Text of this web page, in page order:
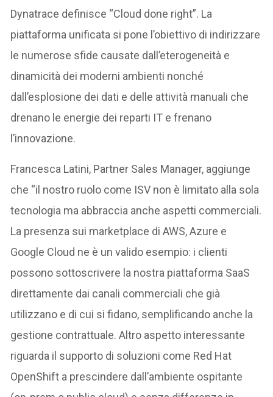
Dynatrace definisce “Cloud done right”. La
piattaforma unificata si pone l’obiettivo di indirizzare
le numerose sfide causate dall’eterogeneità e
dinamicità dei moderni ambienti nonché
dall’esplosione dei dati e delle attività manuali che
drenano le energie dei reparti IT e frenano
l’innovazione.
Francesca Latini, Partner Sales Manager, aggiunge
che “il nostro ruolo come ISV non è limitato alla sola
tecnologia ma abbraccia anche aspetti commerciali.
La presenza sui marketplace di AWS, Azure e
Google Cloud ne è un valido esempio: i clienti
possono sottoscrivere la nostra piattaforma SaaS
direttamente dai canali commerciali che già
utilizzano e di cui si fidano, semplificando anche la
gestione contrattuale. Altro aspetto interessante
riguarda il supporto di soluzioni come Red Hat
OpenShift a prescindere dall’ambiente ospitante